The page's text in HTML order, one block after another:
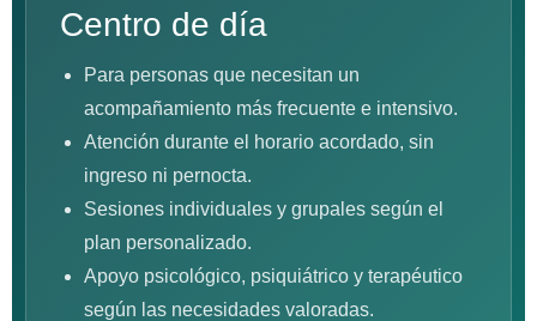
Centro de día
Para personas que necesitan un
acompañamiento más frecuente e intensivo.
Atención durante el horario acordado, sin
ingreso ni pernocta.
Sesiones individuales y grupales según el
plan personalizado.
Apoyo psicológico, psiquiátrico y terapéutico
según las necesidades valoradas.